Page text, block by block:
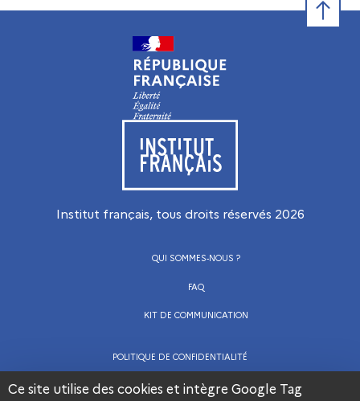
Visiter le site de l’Institut français
Institut français, tous droits réservés 2026
QUI SOMMES-NOUS ?
FAQ
KIT DE COMMUNICATION
POLITIQUE DE CONFIDENTIALITÉ
CGU
Ce site utilise des cookies et intègre Google Tag